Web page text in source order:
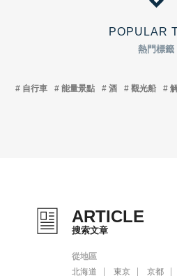
POPULAR
熱門標籤
自行車 能量景點 酒 觀光船
ARTICLE
搜索文章
從地區
北海道
東京 京都